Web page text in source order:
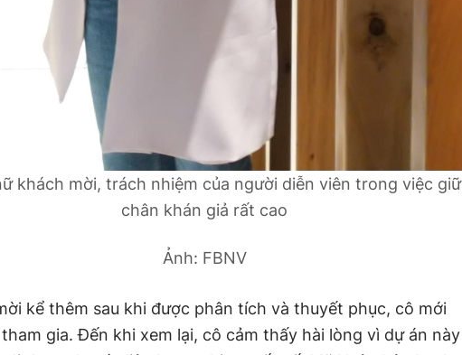
khách mời, trách nhiệm của người diễn viên trong việc giữ
chân khán giả rất cao
Ảnh: FBNV
kể thêm sau khi được phân tích và thuyết phục, cô mới
gia. Đến khi xem lại, cô cảm thấy hài lòng vì dự án này